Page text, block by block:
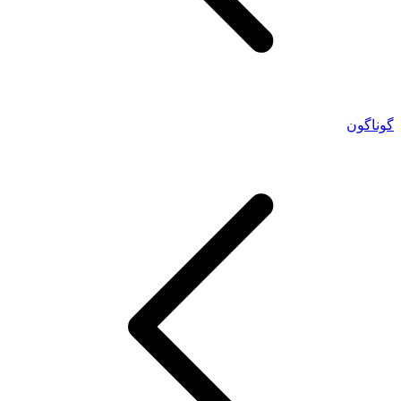
گوناگون